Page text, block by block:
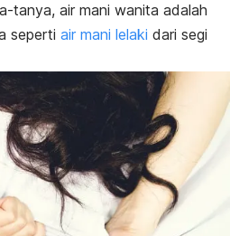
tanya, air mani wanita adalah
seperti air mani lelaki dari segi